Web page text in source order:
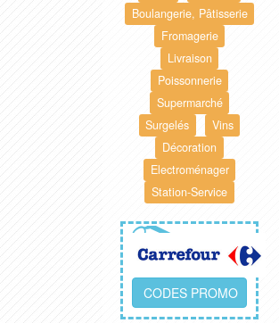
Boulangerie, Pâtisserie
Fromagerie
Livraison
Poissonnerie
Supermarché
Surgelés
Vins
Décoration
Electroménager
Station-Service
CODES PROMO